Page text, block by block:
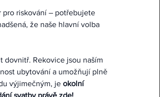
pro riskování – potřebujete
že naše hlavní volba
dovnitř. Rekovice jsou naším
ubytování a umožňují plně
výjimečným, je okolní